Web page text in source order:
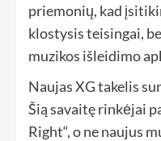
priemonių, kad
klostysis teisingai,
muzikos išleidimo
Naujas XG takelis
Šią savaitę rinkėjai
Right“, o ne naujus